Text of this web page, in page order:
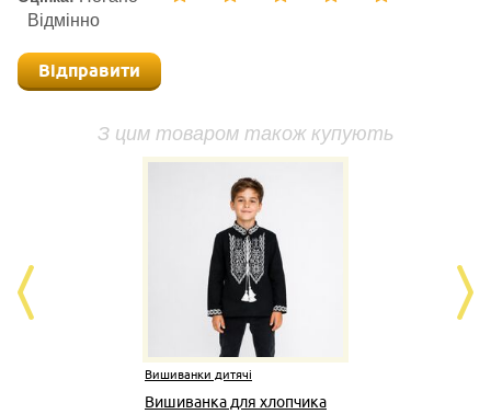
Відмінно
Відправити
З цим товаром також купують
Вишиванки дитячі
Вишиванка для хлопчика